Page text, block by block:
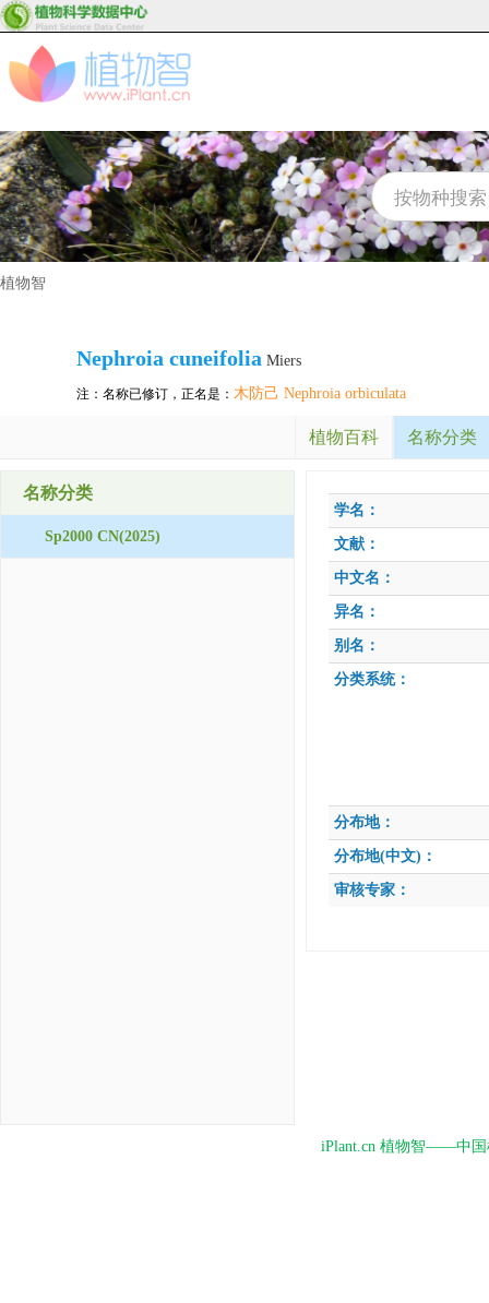
植物智
Nephroia cuneifolia Miers
注：名称已修订，正名是： 木防己 Nephroia orbiculata
植物百科 名称分类
名称分类
Sp2000 CN(2025)
学名：
文献：
中文名：
异名：
别名：
分类系统：
分布地：
分布地(中文)：
审核专家：
iPlant.cn 植物智——中国